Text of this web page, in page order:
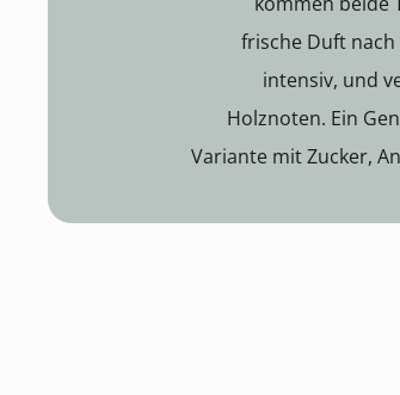
frische Duft
intensiv, und
Holznoten. Ein
Variante mit Zucker,